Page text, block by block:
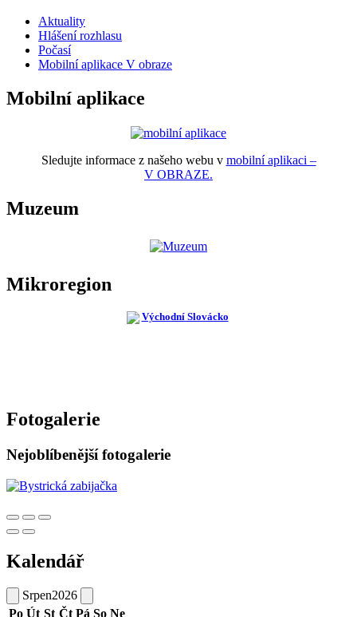
Aktuality
Hlášení rozhlasu
Počasí
Mobilní aplikace V obraze
Mobilní aplikace
Sledujte informace z našeho webu v mobilní aplikaci –
V OBRAZE.
Muzeum
Mikroregion
Fotogalerie
Nejoblíbenější fotogalerie
Kalendář
Srpen2026
Po Út St Čt Pá So Ne